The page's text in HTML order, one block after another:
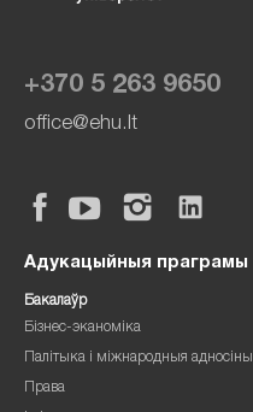
+370 5 263 9650
office@ehu.lt
Адукацыйныя праграмы
Бакалаўр
Бізнес-эканоміка
Палітыка і міжнародныя адносіны
Права